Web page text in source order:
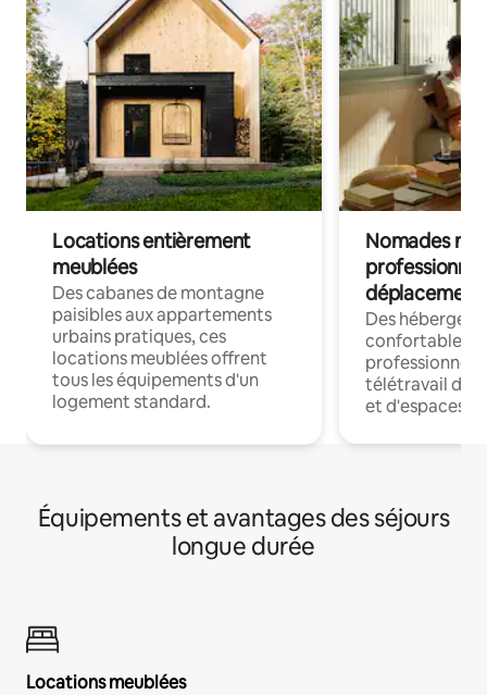
Locations entièrement
meublées
Des cabanes de montagne
paisibles aux appartements
urbains pratiques, ces
locations meublées offrent
tous les équipements d'un
logement standard.
Nomades
déplacement
Des
confortables
professionnels
télétravail
et d'espaces
Équipements et avantages des séjours
longue durée
Locations meublées